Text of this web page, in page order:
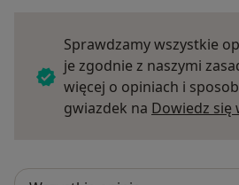
Sprawdzamy wszystkie
je zgodnie z naszymi
więcej o opiniach i
gwiazdek na Dowiedz się